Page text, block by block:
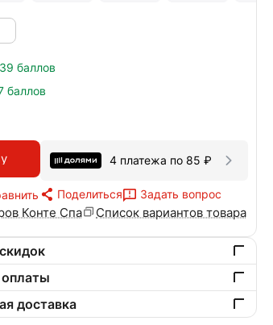
баллов
баллов
4 платежа по 85 ₽
Поделиться Задать вопрос
Конте Спа Список вариантов товара
доставка